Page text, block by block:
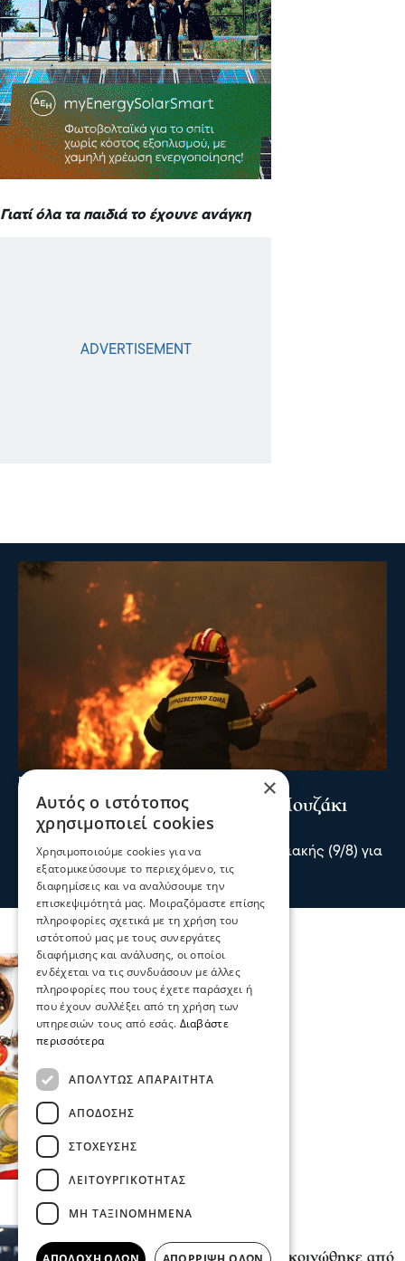
Γιατί όλα τα παιδιά το έχουνε ανάγκη
Επικαιρότητα
Συναγερμός για πυρκαγιά στο Μουζάκι
Ηλείας
Συναγερμός σήμανε το απόγευμα της Κυριακής (9/8) για
πυρκαγιά στο χωριό Μουζάκι Ηλείας.
πριν 2 λεπτά
×
Αυτός ο ιστότοπος
χρησιμοποιεί cookies
Χρησιμοποιούμε cookies για να
εξατομικεύσουμε το περιεχόμενο, τις
διαφημίσεις και να αναλύσουμε την
επισκεψιμότητά μας. Μοιραζόμαστε επίσης
πληροφορίες σχετικά με τη χρήση του
ιστότοπού μας με τους συνεργάτες
διαφήμισης και ανάλυσης, οι οποίοι
ενδέχεται να τις συνδυάσουν με άλλες
πληροφορίες που τους έχετε παράσχει ή
που έχουν συλλέξει από τη χρήση των
υπηρεσιών τους από εσάς. Διαβάστε
περισσότερα
ΑΠΟΛΎΤΩΣ ΑΠΑΡΑΊΤΗΤΑ
ΑΠΌΔΟΣΗΣ
ΣΤΌΧΕΥΣΗΣ
ΛΕΙΤΟΥΡΓΙΚΌΤΗΤΑΣ
ΜΗ ΤΑΞΙΝΟΜΗΜΈΝΑ